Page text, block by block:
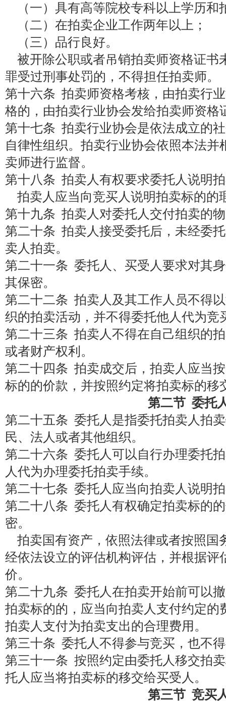
（一）具有高等院校专科以上学历和
（二）在拍卖企业工作两年以上；
（三）品行良好。
被开除公职或者吊销拍卖师资格证书
罪受过刑事处罚的，不得担任拍卖师。
第十六条 拍卖师资格考核，由拍卖行
格的，由拍卖行业协会发给拍卖师资格
第十七条 拍卖行业协会是依法成立的
自律性组织。拍卖行业协会依照本法
卖师进行监督。
第十八条 拍卖人有权要求委托人说明
拍卖人应当向竞买人说明拍卖标的的
第十九条 拍卖人对委托人交付拍卖的
第二十条 拍卖人接受委托后，未经委
卖人拍卖。
第二十一条 委托人、买受人要求对其
其保密。
第二十二条 拍卖人及其工作人员不得
织的拍卖活动，并不得委托他人代为竞
第二十三条 拍卖人不得在自己组织的
或者财产权利。
第二十四条 拍卖成交后，拍卖人应当
标的的价款，并按照约定将拍卖标的移
第二节 委托
第二十五条 委托人是指委托拍卖人拍
民、法人或者其他组织。
第二十六条 委托人可以自行办理委托
人代为办理委托拍卖手续。
第二十七条 委托人应当向拍卖人说明
第二十八条 委托人有权确定拍卖标的
密。
拍卖国有资产，依照法律或者按照国
经依法设立的评估机构评估，并根据评
价。
第二十九条 委托人在拍卖开始前可以
拍卖标的的，应当向拍卖人支付约定的
拍卖人支付为拍卖支出的合理费用。
第三十条 委托人不得参与竞买，也不
第三十一条 按照约定由委托人移交拍
托人应当将拍卖标的移交给买受人。
第三节 竞买